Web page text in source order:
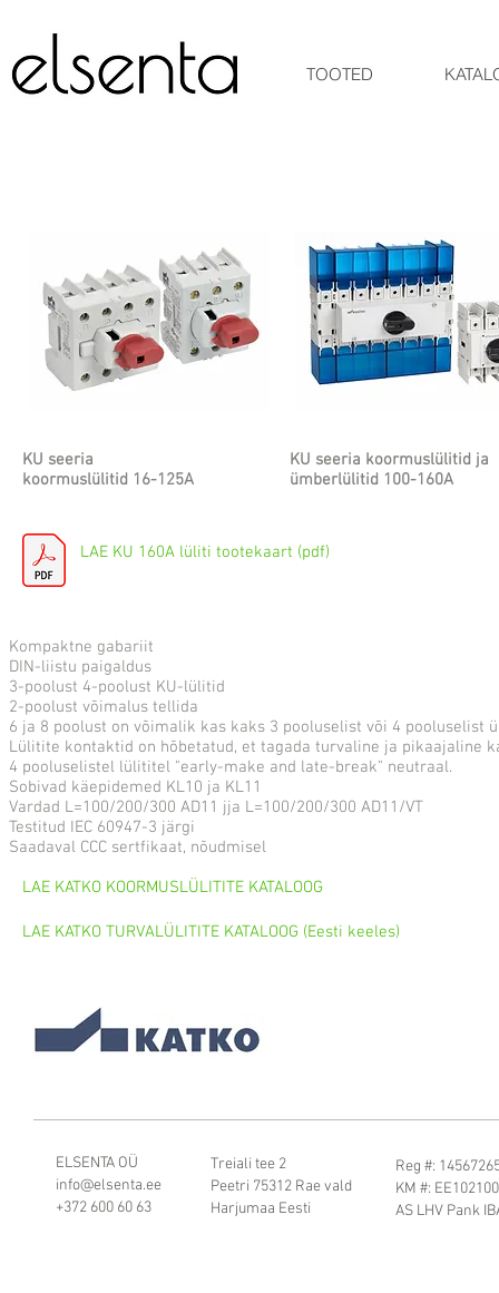
TOOTED
KU seeria
koormuslülitid 16-125A
KU seeria koormuslülitid ja
ümberlülitid 100-160A
LAE KU 160A lüliti tootekaart (pdf)
Kompaktne gabariit
DIN-liistu paigaldus
3-poolust 4-poolust KU-lülitid
2-poolust võimalus tellida
6 ja 8 poolust on võimalik kas kaks 3 pooluselist või 4 pooluselist
Lülitite kontaktid on hõbetatud, et tagada turvaline ja pikaajaline
4 pooluselistel lülititel "early-make and late-break" neutraal.
Sobivad käepidemed KL10 ja KL11
Vardad L=100/200/300 AD11 jja L=100/200/300 AD11/VT
Testitud IEC 60947-3 järgi
Saadaval CCC sertfikaat, nõudmisel
LAE KATKO KOORMUSLÜLITITE KATALOOG
LAE KATKO TURVALÜLITITE KATALOOG (Eesti keeles)
ELSENTA OÜ
info@elsenta.ee
+372 600 60 63
Treiali tee 2
Peetri 75312 Rae vald
Harjumaa Eesti
Reg #:
KM #:
AS LHV Pank